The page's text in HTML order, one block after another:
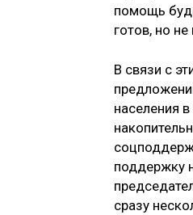
помощь
готов, но не
В связи с
населения
поддержку
сразу